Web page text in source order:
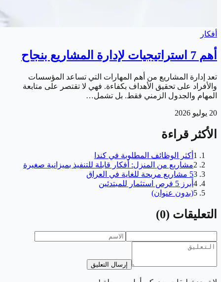
أفكار
أهم 7 استراتيجيات لإدارة المشاريع بنجاح
تعد إدارة المشاريع من أهم المهارات التي تساعد المؤسسات
والأفراد على تحقيق الأهداف بكفاءة. فهي لا تقتصر على متابعة
المهام والجدول الزمني فقط. بل تشمل…
20 يوليو 2026
الأكثر قراءة
1 أكثر الوظائف المطلوبة في كندا
2مشاريع من المنزل: أفكار قابلة للتنفيذ بميزانية صغيرة
35 مشاريع مربحة للغاية في العراق
4 أبرز 5 فرص استثمار للمبتدئين
5(بدون عنوان)
التعليقات (
0
)
إرسال التعليق